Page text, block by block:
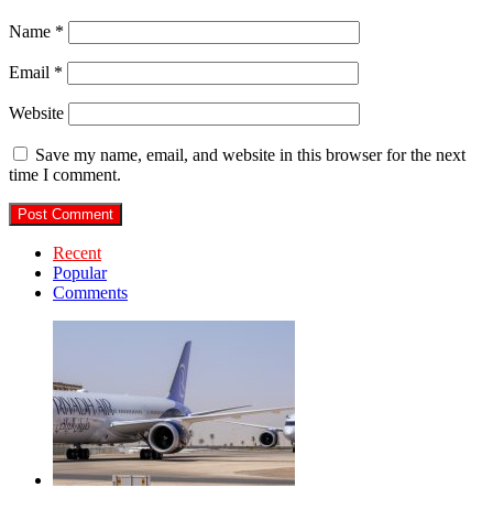
Name *
Email *
Website
Save my name, email, and website in this browser for the next
time I comment.
Recent
Popular
Comments